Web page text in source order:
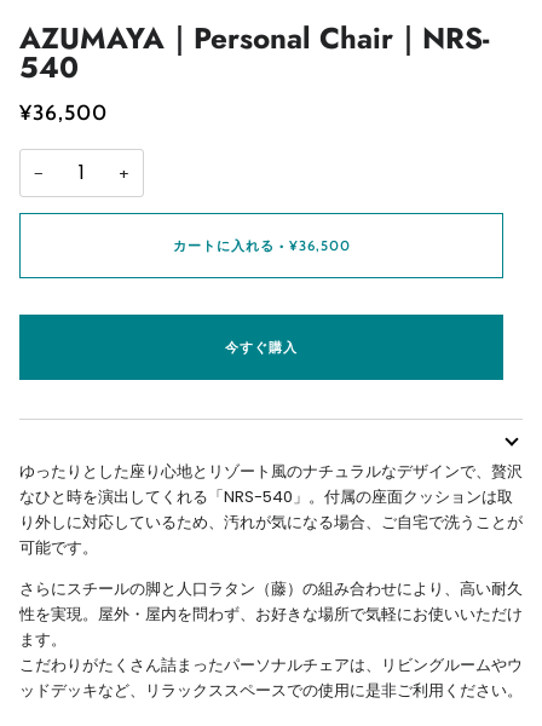
AZUMAYA｜Personal Chair｜NRS-
540
¥36,500
− +
カートに入れる • ¥36,500
今すぐ購入
ゆったりとした座り心地とリゾート風のナチュラルなデザインで、贅沢
なひと時を演出してくれる「NRS-540」。付属の座面クッションは取
り外しに対応しているため、汚れが気になる場合、ご自宅で洗うことが
可能です。
さらにスチールの脚と人口ラタン（藤）の組み合わせにより、高い耐久
性を実現。屋外・屋内を問わず、お好きな場所で気軽にお使いいただけ
ます。
こだわりがたくさん詰まったパーソナルチェアは、リビングルームやウ
ッドデッキなど、リラックススペースでの使用に是非ご利用ください。